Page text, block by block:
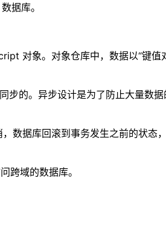
据库。
对象。对象仓库中，数据以“键值
步的。异步设计是为了防止大量数据
数据库回滚到事务发生之前的状态
跨域的数据库。